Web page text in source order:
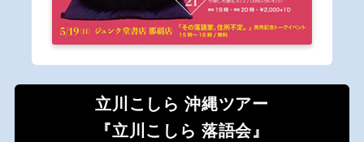
立川こしら 沖縄ツアー
『立川こしら 落語会』